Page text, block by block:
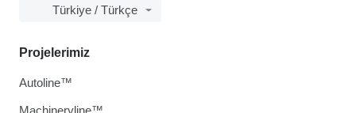
Türkiye / Türkçe
Projelerimiz
Autoline™
Machineryline™